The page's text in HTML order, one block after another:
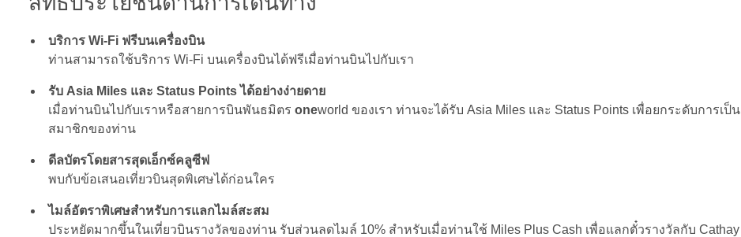
บริการ Wi-Fi ฟรีบนเครื่องบิน
ท่านสามารถใช้บริการ Wi-Fi บนเครื่องบินได้ฟรีเมื่อท่านบินไปกับเรา
รับ Asia Miles และ Status Points ได้อย่างง่ายดาย
เมื่อท่านบินไปกับเราหรือสายการบินพันธมิตรoneworld ของเรา ท่านจะได้รับ Asia Miles และ Status Points เพื่อยกระดับการเป็น
สมาชิกของท่าน
ดีลบัตรโดยสารสุดเอ็กซ์คลูซีฟ
พบกับข้อเสนอเที่ยวบินสุดพิเศษได้ก่อนใคร
ไมล์อัตราพิเศษสำหรับการแลกไมล์สะสม
ประหยัดมากขึ้นในเที่ยวบินรางวัลของท่าน รับส่วนลดไมล์ 10% สําหรับเมื่อท่านใช้ Miles Plus Cash เพื่อแลกตั๋วรางวัลกับ Cathay